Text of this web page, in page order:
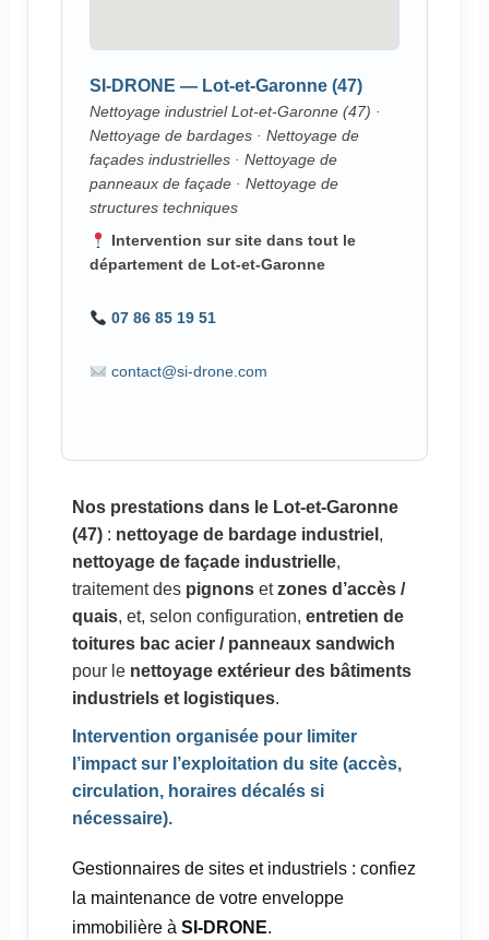
SI-DRONE — Lot-et-Garonne (47)
Nettoyage industriel Lot-et-Garonne (47) ·
Nettoyage de bardages · Nettoyage de
façades industrielles · Nettoyage de
panneaux de façade · Nettoyage de
structures techniques
Intervention sur site dans tout le
département de Lot-et-Garonne
07 86 85 19 51
contact@si-drone.com
Nos prestations dans le Lot-et-Garonne
(47): nettoyage de bardage industriel ,
nettoyage de façade industrielle,
traitement des pignonsetzones d’accès /
quais, et, selon configuration, entretien de
toitures bac acier / panneaux sandwich
pour le nettoyage extérieur des bâtiments
industriels et logistiques.
Intervention organisée pour limiter
l’impact sur l’exploitation du site (accès,
circulation, horaires décalés si
nécessaire).
Gestionnaires de sites et industriels : confiez
la maintenance de votre enveloppe
immobilière à SI-DRONE.